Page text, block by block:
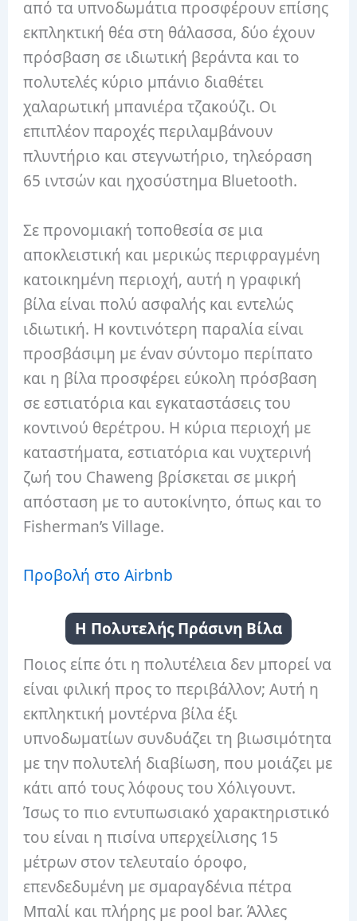
από τα υπνοδωμάτια προσφέρουν επίσης
εκπληκτική θέα στη θάλασσα, δύο έχουν
πρόσβαση σε ιδιωτική βεράντα και το
πολυτελές κύριο μπάνιο διαθέτει
χαλαρωτική μπανιέρα τζακούζι. Οι
επιπλέον παροχές περιλαμβάνουν
πλυντήριο και στεγνωτήριο, τηλεόραση
65 ιντσών και ηχοσύστημα Bluetooth.
Σε προνομιακή τοποθεσία σε μια
αποκλειστική και μερικώς περιφραγμένη
κατοικημένη περιοχή, αυτή η γραφική
βίλα είναι πολύ ασφαλής και εντελώς
ιδιωτική. Η κοντινότερη παραλία είναι
προσβάσιμη με έναν σύντομο περίπατο
και η βίλα προσφέρει εύκολη πρόσβαση
σε εστιατόρια και εγκαταστάσεις του
κοντινού θερέτρου. Η κύρια περιοχή με
καταστήματα, εστιατόρια και νυχτερινή
ζωή του Chaweng βρίσκεται σε μικρή
απόσταση με το αυτοκίνητο, όπως και το
Fisherman’s Village.
Προβολή στο Airbnb
Η Πολυτελής Πράσινη Βίλα
Ποιος είπε ότι η πολυτέλεια δεν μπορεί να
είναι φιλική προς το περιβάλλον; Αυτή η
εκπληκτική μοντέρνα βίλα έξι
υπνοδωματίων συνδυάζει τη βιωσιμότητα
με την πολυτελή διαβίωση, που μοιάζει με
κάτι από τους λόφους του Χόλιγουντ.
Ίσως το πιο εντυπωσιακό χαρακτηριστικό
του είναι η πισίνα υπερχείλισης 15
μέτρων στον τελευταίο όροφο,
επενδεδυμένη με σμαραγδένια πέτρα
Μπαλί και πλήρης με pool bar. Άλλες